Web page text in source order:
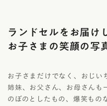
ランドセルをお届け
お子さまの笑顔の写
お子さまだけでなく、おじい
姉妹、お父さん、お母さんも
のぼのとしたもの、爆笑もの